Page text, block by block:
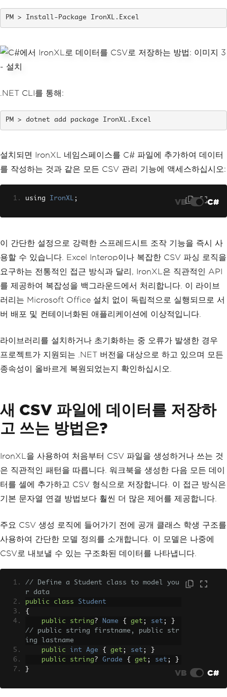
Install-Package IronXL.Excel
.NET CLI를 통해:
dotnet add package IronXL.Excel
설치되면 IronXL 네임스페이스를 C# 파일에 추가하여 데이터
를 작성하는 것과 같은 모든 CSV 관리 기능에 액세스하십시오:
using IronXL ; VB C#
이 간단한 설정으로 강력한 스프레드시트 조작 기능을 즉시 사
용할 수 있습니다. Excel Interop이나 복잡한 CSV 파싱 로직을
요구하는 전통적인 접근 방식과 달리, IronXL은 직관적인 API
를 제공하여 복잡성을 백그라운드에서 처리합니다. 이 라이브
러리는 Microsoft Office 설치 없이 독립적으로 실행되므로 서
버 배포 및 컨테이너화된 애플리케이션에 이상적입니다.
라이브러리를 설치하거나 초기화하는 중 오류가 발생한 경우
프로젝트가 지원되는 .NET 버전을 대상으로 하고 있으며 모든
종속성이 올바르게 복원되었는지 확인하십시오.
새 CSV 파일에 데이터를 저장하
고 쓰는 방법은?
IronXL을 사용하여 처음부터 CSV 파일을 생성하거나 쓰는 것
은 직관적인 패턴을 따릅니다. 워크북을 생성한 다음 모든 데이
터를 셀에 추가하고 CSV 형식으로 저장합니다. 이 접근 방식은
기본 문자열 연결 방법보다 훨씬 더 많은 제어를 제공합니다.
주요 CSV 생성 로직에 들어가기 전에 공개 클래스 학생 구조를
사용하여 간단한 모델 정의를 소개합니다. 이 모델은 나중에
CSV로 내보낼 수 있는 구조화된 데이터를 나타냅니다.
// Define a Student class to model you
r data
public
class
Student
{
public
string? Name { get ; set ;
}
// public string firstname, public str
ing lastname
public
int Age { get ; set ;
}
public
string? Grade { get ; set ;
}
}
VB C#